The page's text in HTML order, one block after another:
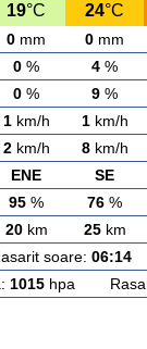
19°C 24°C
0 mm 0 mm
0 % 4 %
0 % 9 %
1km/h 1km/h
2km/h 8km/h
ENE SE
95 % 76 %
20km 25km
soare: 06:14
1015hpa